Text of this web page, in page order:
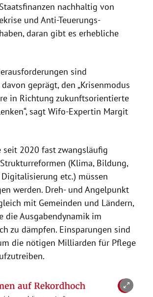
nachhaltig von
und Anti-Teuerungs-
daran gibt es erhebliche
sind
geprägt, den „Krisenmodus
in Richtung zukunftsorientierte
sagt Wifo-Expertin Margit
seit 2020 fast zwangsläufig
(Klima, Bildung,
etc.) müssen
werden. Dreh- und Angelpunkt
mit Gemeinden und Ländern,
die Ausgabendynamik im
zu dämpfen. Einsparungen sind
die nötigen Milliarden für Pflege
öffnen/schließen